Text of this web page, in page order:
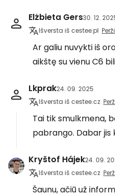
Elżbieta Gers30. 12.
Išversta iš cestee.pl
Ar galiu nuvykti iš
aikštę su vienu C6
Lkprak24. 09. 2025
Išversta iš cestee.cz
Tai tik smulkmena,
pabrango. Dabar jis
Kryštof Hájek24. 09.
Išversta iš cestee.cz
Šaunu, ačiū už